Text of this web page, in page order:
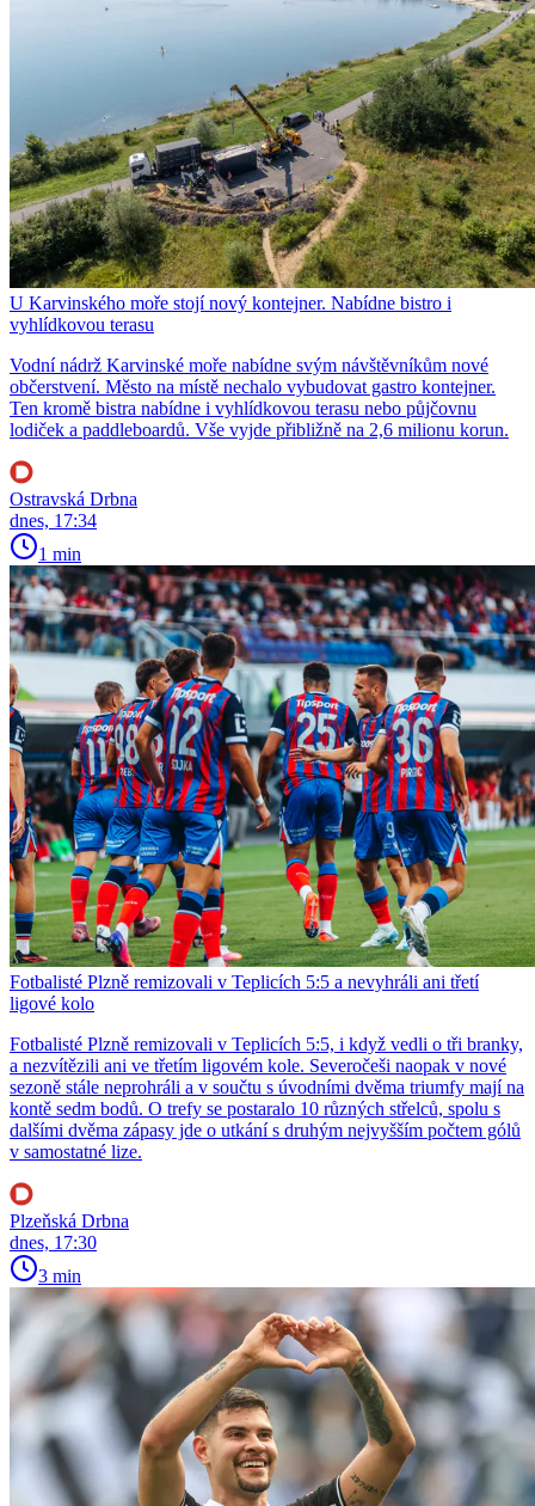
U Karvinského moře stojí nový kontejner. Nabídne bistro i
vyhlídkovou terasu
Vodní nádrž Karvinské moře nabídne svým návštěvníkům nové
občerstvení. Město na místě nechalo vybudovat gastro kontejner.
Ten kromě bistra nabídne i vyhlídkovou terasu nebo půjčovnu
lodiček a paddleboardů. Vše vyjde přibližně na 2,6 milionu korun.
Ostravská Drbna
dnes, 17:34
1 min
Fotbalisté Plzně remizovali v Teplicích 5:5 a nevyhráli ani třetí
ligové kolo
Fotbalisté Plzně remizovali v Teplicích 5:5, i když vedli o tři branky,
a nezvítězili ani ve třetím ligovém kole. Severočeši naopak v nové
sezoně stále neprohráli a v součtu s úvodními dvěma triumfy mají na
kontě sedm bodů. O trefy se postaralo 10 různých střelců, spolu s
dalšími dvěma zápasy jde o utkání s druhým nejvyšším počtem gólů
v samostatné lize.
Plzeňská Drbna
dnes, 17:30
3 min